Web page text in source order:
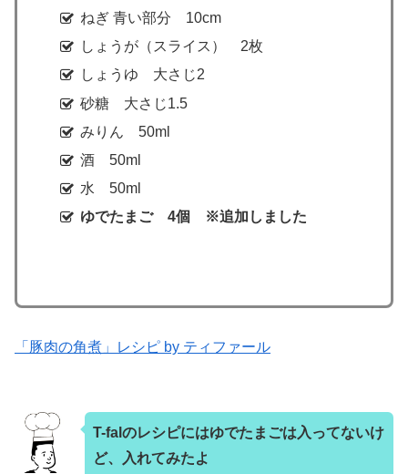
ねぎ 青い部分 10cm
しょうが（スライス） 2枚
しょうゆ 大さじ2
砂糖 大さじ1.5
みりん 50ml
酒 50ml
水 50ml
ゆでたまご 4個 ※追加しました
「豚肉の角煮」レシピ by ティファール
T-falのレシピにはゆでたまごは入ってないけ
ど、入れてみたよ